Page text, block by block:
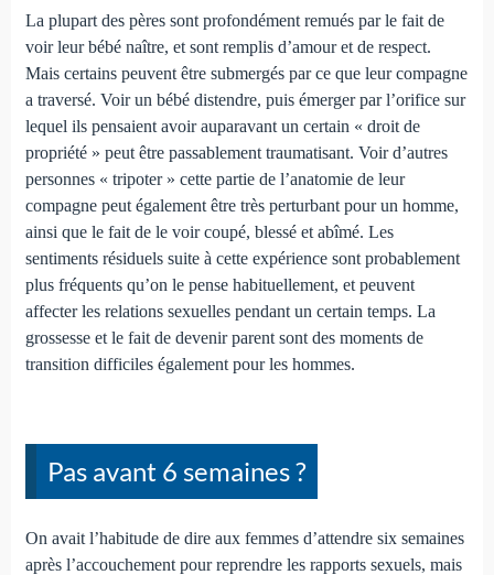
La plupart des pères sont profondément remués par le fait de
voir leur bébé naître, et sont remplis d’amour et de respect.
Mais certains peuvent être submergés par ce que leur compagne
a traversé. Voir un bébé distendre, puis émerger par l’orifice sur
lequel ils pensaient avoir auparavant un certain « droit de
propriété » peut être passablement traumatisant. Voir d’autres
personnes « tripoter » cette partie de l’anatomie de leur
compagne peut également être très perturbant pour un homme,
ainsi que le fait de le voir coupé, blessé et abîmé. Les
sentiments résiduels suite à cette expérience sont probablement
plus fréquents qu’on le pense habituellement, et peuvent
affecter les relations sexuelles pendant un certain temps. La
grossesse et le fait de devenir parent sont des moments de
transition difficiles également pour les hommes.
Pas avant 6 semaines ?
On avait l’habitude de dire aux femmes d’attendre six semaines
après l’accouchement pour reprendre les rapports sexuels, mais